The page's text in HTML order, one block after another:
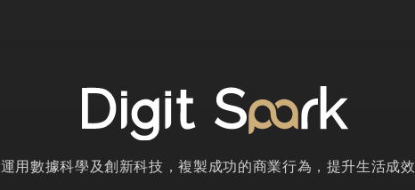
運用數據科學及創新科技，複製成功的商業行為，提升生活成效